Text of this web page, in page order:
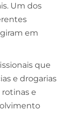
Um dos
em
que
e drogarias
e